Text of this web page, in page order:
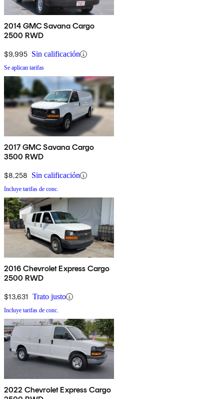
2014 GMC Savana Cargo
2500 RWD
$9,995 Sin calificación
Se aplican tarifas
2017 GMC Savana Cargo
3500 RWD
$8,258 Sin calificación
Incluye tarifas de conc.
2016 Chevrolet Express Cargo
2500 RWD
$13,631 Trato justo
Incluye tarifas de conc.
2022 Chevrolet Express Cargo